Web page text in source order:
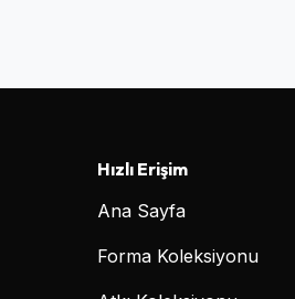
Hızlı Erişim
Ana Sayfa
Forma Koleksiyonu